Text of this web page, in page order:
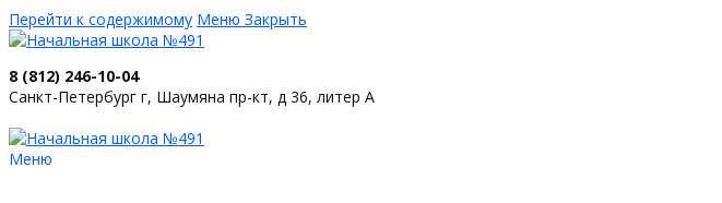
Перейти к содержимому Меню Закрыть
8 (812) 246-10-04
Санкт-Петербург г, Шаумяна пр-кт, д 36, литер А
Меню